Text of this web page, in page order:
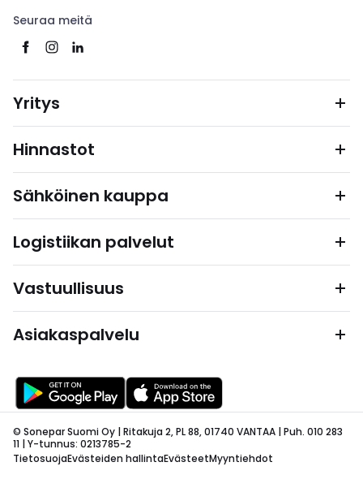
Seuraa meitä
Yritys
Hinnastot
Sähköinen kauppa
Logistiikan palvelut
Vastuullisuus
Asiakaspalvelu
© Sonepar Suomi Oy | Ritakuja 2, PL 88, 01740 VANTAA | Puh. 010 283
11 | Y-tunnus: 0213785-2
TietosuojaEvästeiden hallintaEvästeetMyyntiehdot